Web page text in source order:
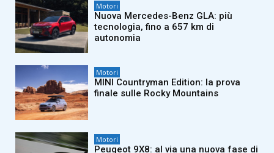
Motori
Nuova Mercedes-Benz GLA: più
tecnologia, fino a 657 km di
autonomia
Motori
MINI Countryman Edition: la prova
finale sulle Rocky Mountains
Motori
Peugeot 9X8: al via una nuova fase di